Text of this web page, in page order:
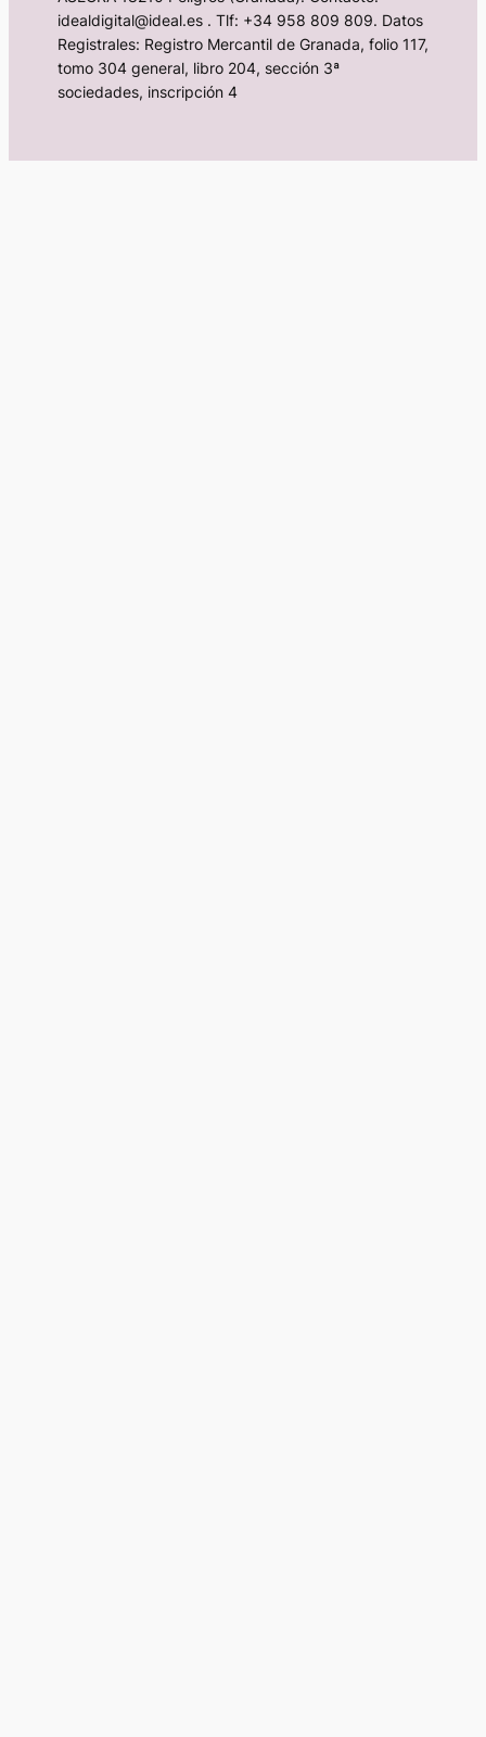
idealdigital@ideal.es . Tlf: +34 958 809 809. Datos
Registrales: Registro Mercantil de Granada, folio 117,
tomo 304 general, libro 204, sección 3ª
sociedades, inscripción 4